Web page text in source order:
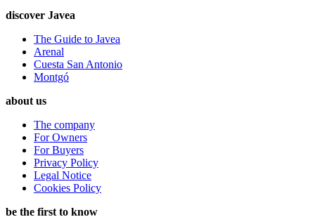
discover Javea
The Guide to Javea
Arenal
Cuesta San Antonio
Montgó
about us
The company
For Owners
For Buyers
Privacy Policy
Legal Notice
Cookies Policy
be the first to know